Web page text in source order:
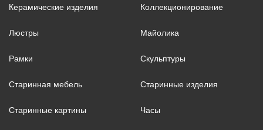
Керамические изделия Коллекционирование
Люстры Майолика
Рамки Скульптуры
Старинная мебель Старинные изделия
Старинные картины Часы